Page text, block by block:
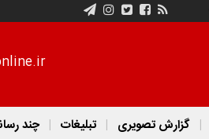
گزارش تصویری تبلیغات چند